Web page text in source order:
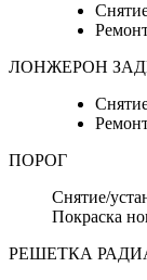
ЛОНЖЕРОН
ПОРОГ
Снятие/
Покраска
РЕШЕТКА